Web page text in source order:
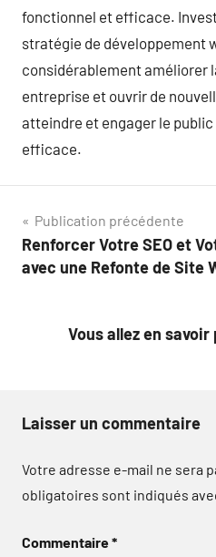
fonctionnel et efficace.
stratégie de développement
considérablement améliorer
entreprise et ouvrir de
atteindre et engager le
efficace.
Navigation
de
Publication précédente
Renforcer Votre SEO et
avec une Refonte de Site
Vous allez en
Laisser un commentaire
Votre adresse e-mail ne sera
obligatoires sont indiqués
Commentaire*